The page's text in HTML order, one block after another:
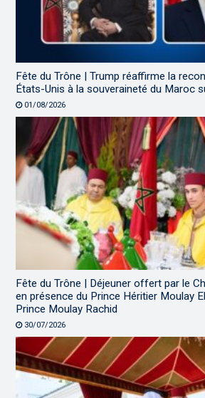
Fête du Trône | Trump réaffirme la
États-Unis à la souveraineté du Maroc
01/08/2026
Fête du Trône | Déjeuner offert par le
en présence du Prince Héritier Moulay
Prince Moulay Rachid
30/07/2026